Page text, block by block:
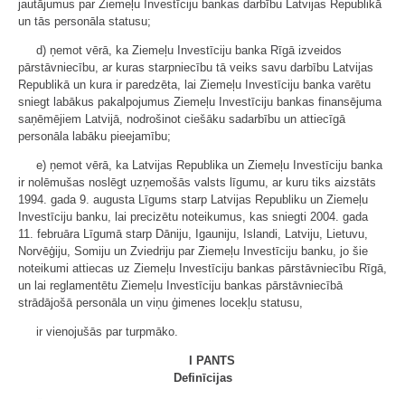
jautājumus par Ziemeļu Investīciju bankas darbību Latvijas Republikā
un tās personāla statusu;
d) ņemot vērā, ka Ziemeļu Investīciju banka Rīgā izveidos
pārstāvniecību, ar kuras starpniecību tā veiks savu darbību Latvijas
Republikā un kura ir paredzēta, lai Ziemeļu Investīciju banka varētu
sniegt labākus pakalpojumus Ziemeļu Investīciju bankas finansējuma
saņēmējiem Latvijā, nodrošinot ciešāku sadarbību un attiecīgā
personāla labāku pieejamību;
e) ņemot vērā, ka Latvijas Republika un Ziemeļu Investīciju banka
ir nolēmušas noslēgt uzņemošās valsts līgumu, ar kuru tiks aizstāts
1994. gada 9. augusta Līgums starp Latvijas Republiku un Ziemeļu
Investīciju banku, lai precizētu noteikumus, kas sniegti 2004. gada
11. februāra Līgumā starp Dāniju, Igauniju, Islandi, Latviju, Lietuvu,
Norvēģiju, Somiju un Zviedriju par Ziemeļu Investīciju banku, jo šie
noteikumi attiecas uz Ziemeļu Investīciju bankas pārstāvniecību Rīgā,
un lai reglamentētu Ziemeļu Investīciju bankas pārstāvniecībā
strādājošā personāla un viņu ģimenes locekļu statusu,
ir vienojušās par turpmāko.
I PANTS
Definīcijas